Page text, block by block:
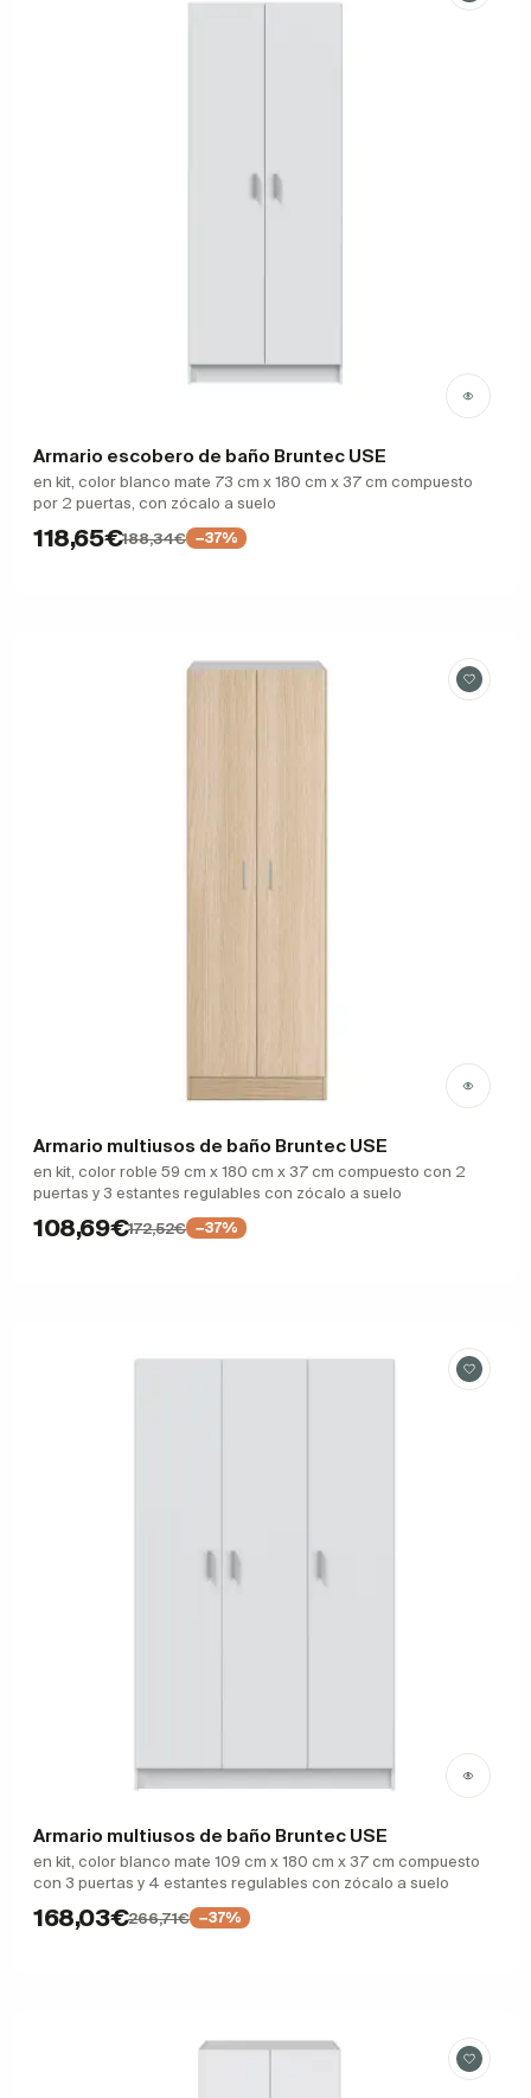
Armario escobero de baño Bruntec USE
en kit, color blanco mate 73 cm x 180 cm x 37 cm compuesto
por 2 puertas, con zócalo a suelo
118,65€188,34€ −37%
Armario multiusos de baño Bruntec USE
en kit, color roble 59 cm x 180 cm x 37 cm compuesto con 2
puertas y 3 estantes regulables con zócalo a suelo
108,69€172,52€ −37%
Armario multiusos de baño Bruntec USE
en kit, color blanco mate 109 cm x 180 cm x 37 cm compuesto
con 3 puertas y 4 estantes regulables con zócalo a suelo
168,03€266,71€ −37%